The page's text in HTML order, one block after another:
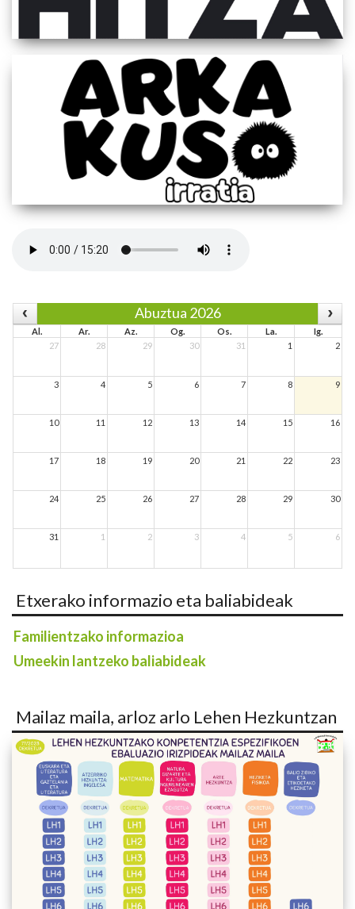
Abuztua 2026
Al. Ar. Az. Og. Os. La.
Ig.
27
28 29 30 31 1 2
3 4 5 6 7 8 9
10 11 12 13 14 15 16
17 18 19 20 21 22 23
24 25 26 27 28 29 30
31 1 2 3 4 5 6
Etxerako informazio eta baliabideak
Familientzako informazioa
Umeekin lantzeko baliabideak
Mailaz maila, arloz arlo Lehen Hezkuntzan